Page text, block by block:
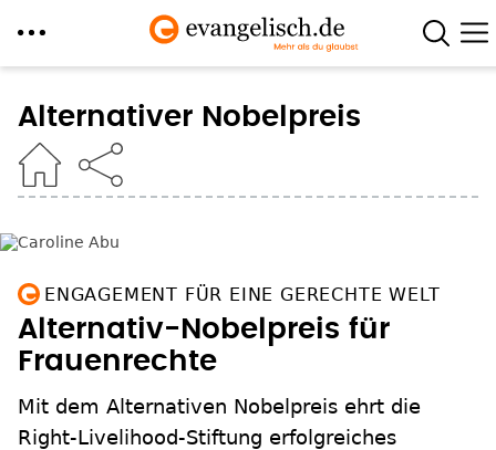
zum
Inhalt
Alternativer Nobelpreis
ENGAGEMENT FÜR EINE GERECHTE WELT
Alternativ-Nobelpreis für
Frauenrechte
Mit dem Alternativen Nobelpreis ehrt die
Right-Livelihood-Stiftung erfolgreiches